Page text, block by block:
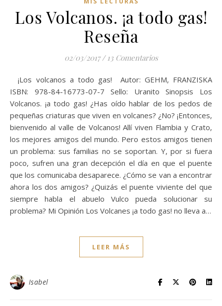
Los Volcanos. ¡a todo gas!
Reseña
02/03/2017 / 13 Comentarios
¡Los volcanos a todo gas! Autor: GEHM, FRANZISKA
ISBN: 978-84-16773-07-7 Sello: Uranito Sinopsis Los
Volcanos. ¡a todo gas! ¿Has oído hablar de los pedos de
pequeñas criaturas que viven en volcanes? ¿No? ¡Entonces,
bienvenido al valle de Volcanos! Allí viven Flambia y Crato,
los mejores amigos del mundo. Pero estos amigos tienen
un problema: sus familias no se soportan. Y, por si fuera
poco, sufren una gran decepción el día en que el puente
que los comunicaba desaparece. ¿Cómo se van a encontrar
ahora los dos amigos? ¿Quizás el puente viviente del que
siempre habla el abuelo Vulco pueda solucionar su
problema? Mi Opinión Los Volcanes ¡a todo gas! no lleva a…
LEER MÁS
Isabel